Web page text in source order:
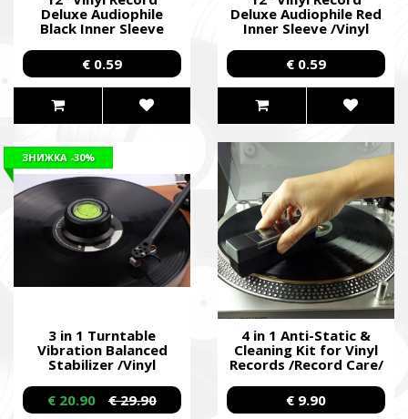
Deluxe Audiophile
Black Inner Sleeve
€ 0.59
Deluxe Audiophile Red
Inner Sleeve /Vinyl
€ 0.59
3 in 1 Turntable
Vibration Balanced
Stabilizer /Vinyl
ЗНИЖКА -30%
€ 20.90 € 29.90
4 in 1 Anti-Static &
Cleaning Kit for Vinyl
Records /Record Care/
€ 9.90